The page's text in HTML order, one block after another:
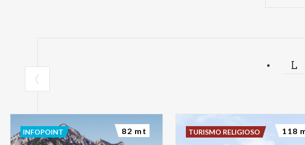
INFOPOINT 82 mt TURISMO RELIGIOSO 118